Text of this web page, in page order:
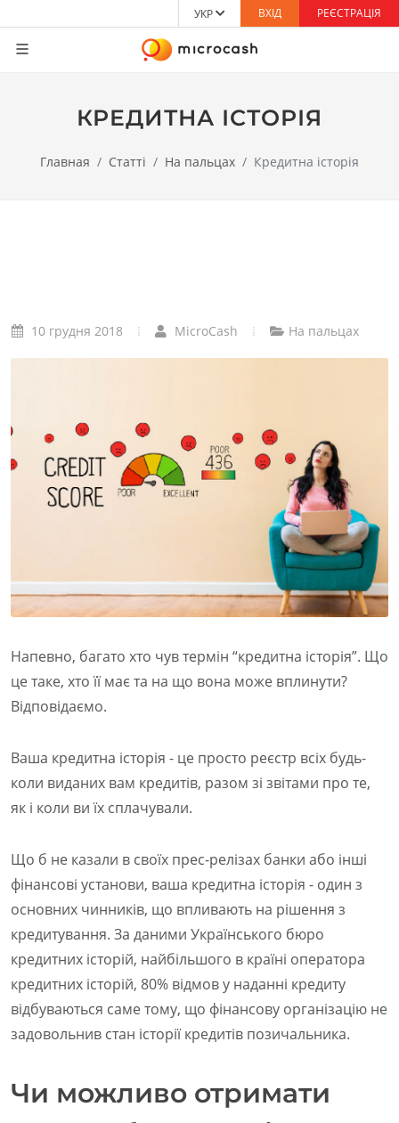
УКР ВХІД РЕЄСТРАЦІЯ
КРЕДИТНА ІСТОРІЯ
Главная Статті На пальцах Кредитна історія
10 грудня 2018 MicroCash На пальцах
Напевно, багато хто чув термін “кредитна історія”. Що
це таке, хто її має та на що вона може вплинути?
Відповідаємо.
Ваша кредитна історія - це просто реєстр всіх будь-
коли виданих вам кредитів, разом зі звітами про те,
як і коли ви їх сплачували.
Що б не казали в своїх прес-релізах банки або інші
фінансові установи, ваша кредитна історія - один з
основних чинників, що впливають на рішення з
кредитування. За даними Українського бюро
кредитних історій, найбільшого в країні оператора
кредитних історій, 80% відмов у наданні кредиту
відбуваються саме тому, що фінансову організацію не
задовольнив стан історії кредитів позичальника.
Чи можливо отримати